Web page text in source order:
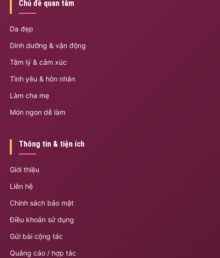
Chủ đề quan tâm
Da đẹp
Dinh dưỡng & vận động
Tâm lý & cảm xúc
Tình yêu & hôn nhân
Làm cha mẹ
Món ngon dễ làm
Thông tin & tiện ích
Giới thiệu
Liên hệ
Chính sách bảo mật
Điều khoản sử dụng
Gửi bài cộng tác
Quảng cáo / hợp tác